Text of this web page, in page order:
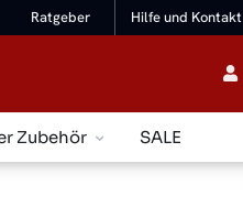
Ratgeber Hilfe und Kontakt
Zubehör SALE